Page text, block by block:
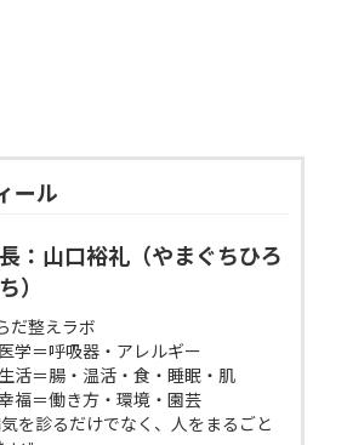
ール
：山口裕礼（やまぐちひろ
）
だ整えラボ
学＝呼吸器・アレルギー
活＝腸・温活・食・睡眠・肌
福＝働き方・環境・園芸
気を診るだけでなく、人をまるごと